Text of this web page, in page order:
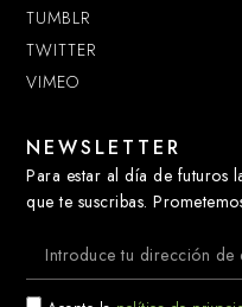
TUMBLR
TWITTER
VIMEO
NEWSLETTER
Para estar al día de futuros
que te suscribas.